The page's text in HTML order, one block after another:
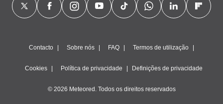
Contacto Sobre nós FAQ Termos de utilização
Cookies Política de privacidade Definições de privacidade
© 2026 Meteored. Todos os direitos reservados